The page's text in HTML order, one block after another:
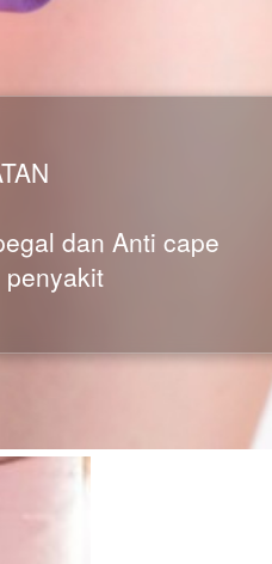
dan Anti cape